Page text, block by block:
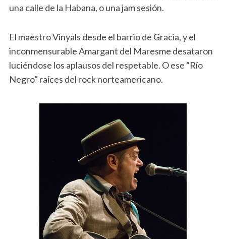
una calle de la Habana, o una jam sesión.
El maestro Vinyals desde el barrio de Gracia, y el
inconmensurable Amargant del Maresme desataron
luciéndose los aplausos del respetable. O ese “Río
Negro” raíces del rock norteamericano.